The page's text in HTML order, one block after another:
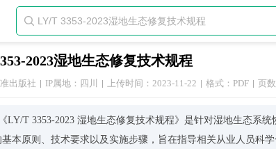

2023湿地生态修复技术规程
出版社 IP属地：四川 上传时间：2023-11-22 格式：PDF 页
《LY/T 3353-2023 湿地生态修复技术规程》是针对湿地生态系
本原则、技术要求以及实施步骤，旨在指导相关从业人员科